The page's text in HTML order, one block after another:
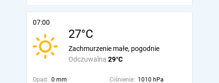
07:00
27°C
Odczuwalna 29°C
Zachmurzenie małe, pogodnie
Opad: 0 mm Ciśnienie: 1010 hPa